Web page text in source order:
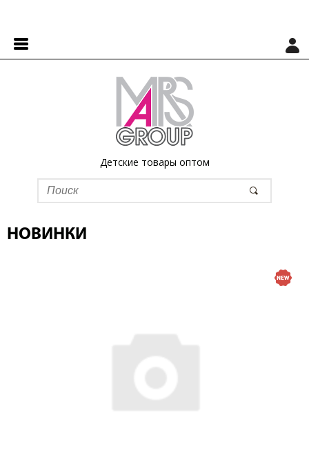
Детские товары оптом
НОВИНКИ